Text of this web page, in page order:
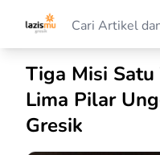
Tiga Misi Satu
Lima Pilar
Gresik